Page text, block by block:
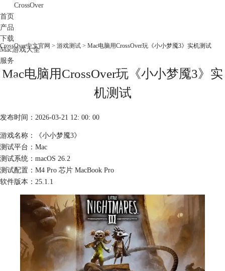
CrossOver
首页
产品
下载
Mac游戏大全
服务
购买
CrossOver中文官网 > 游戏测试 > Mac电脑用CrossOver玩《小小梦魇3》实机测试
Mac电脑用CrossOver玩《小小梦魇3》实
机测试
发布时间：2026-03-21 12: 00: 00
游戏名称：《小小梦魇3》
测试平台：Mac
测试系统：macOS 26.2
测试配置：M4 Pro 芯片 MacBook Pro
软件版本：25.1.1